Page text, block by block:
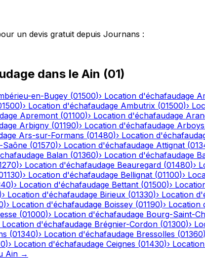
un devis gratuit depuis Journans :
dans le Ain (01)
en-Bugey (01500)› Location d'échafaudage
)› Location d'échafaudage Ambutrix (01500)›
Apremont (01100)› Location d'échafaudage
Arbigny (01190)› Location d'échafaudage
Ars-sur-Formans (01480)› Location
Saône (01570)› Location d'échafaudage Attignat (
Balan (01360)› Location d'échafaudage
)› Location d'échafaudage Beauregard (01480)›
)› Location d'échafaudage Bellignat (01100)›
)› Location d'échafaudage Bettant (01500)›
)› Location d'échafaudage Birieux (01330)› Location
)› Location d'échafaudage Boissey (01190)› Location
(01000)› Location d'échafaudage Bourg-Saint-
Location d'échafaudage Brégnier-Cordon (01300)›
(01340)› Location d'échafaudage Bressolles (01360)
)› Location d'échafaudage Ceignes (01430)›
Ain →